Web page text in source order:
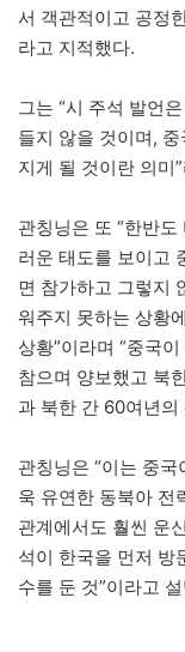
서 객관적이고 공정
라고 지적했다.
그는 “시 주석 발언
들지 않을 것이며,
지게 될 것이란 의미
관칭닝은 또 “한반
러운 태도를 보이고
면 참가하고 그렇지
워주지 못하는 상황
상황”이라며 “중국
참으며 양보했고 북
과 북한 간 60여년의
관칭닝은 “이는 중
욱 유연한 동북아 전
관계에서도 훨씬 운
석이 한국을 먼저 방
수를 둔 것”이라고